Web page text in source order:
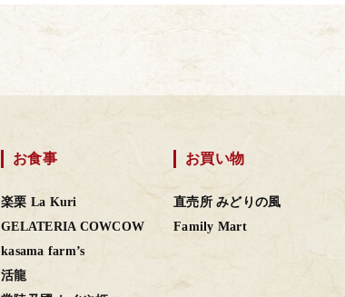
お食事
楽栗 La Kuri
GELATERIA COWCOW
kasama farm’s
活龍
お買い物
直売所 みどりの風
Family Mart